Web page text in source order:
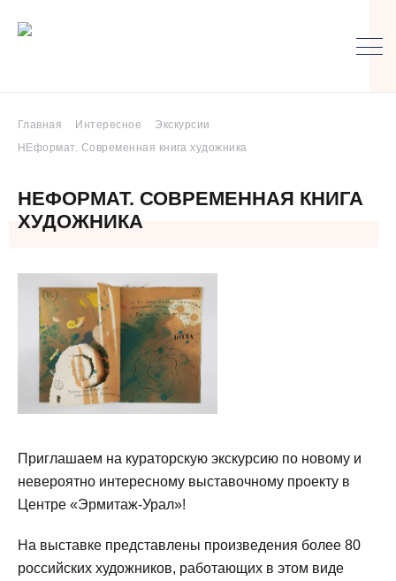
Главная Интересное
Экскурсии
НЕформат. Современная книга художника
НЕФОРМАТ. СОВРЕМЕННАЯ КНИГА
ХУДОЖНИКА
Приглашаем на кураторскую экскурсию по новому и
невероятно интересному выставочному проекту в
Центре «Эрмитаж-Урал»!
На выставке представлены произведения более 80
российских художников, работающих в этом виде